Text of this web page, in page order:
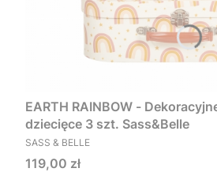
EARTH RAINBOW -
dziecięce 3 szt. Sass&Belle
PRODUCENT
SASS & BELLE
Cena
119,00 zł